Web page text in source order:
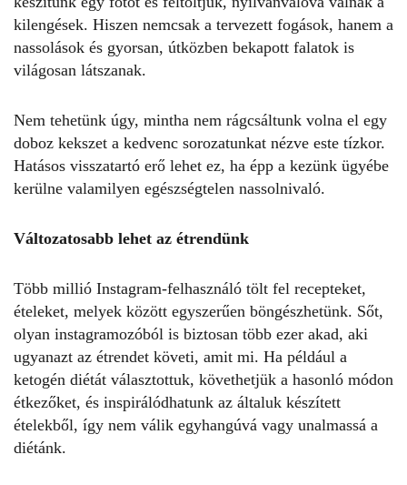
kilengések. Hiszen nemcsak a tervezett fogások, hanem a
nassolások és gyorsan, útközben bekapott falatok is
világosan látszanak.
Nem tehetünk úgy, mintha nem rágcsáltunk volna el egy
doboz kekszet a kedvenc sorozatunkat nézve este tízkor.
Hatásos visszatartó erő lehet ez, ha épp a kezünk ügyébe
kerülne valamilyen egészségtelen nassolnivaló.
Változatosabb lehet az étrendünk
Több millió Instagram-felhasználó tölt fel recepteket,
ételeket, melyek között egyszerűen böngészhetünk. Sőt,
olyan instagramozóból is biztosan több ezer akad, aki
ugyanazt az étrendet követi, amit mi. Ha például a
ketogén diétát választottuk, követhetjük a hasonló módon
étkezőket, és inspirálódhatunk az általuk készített
ételekből, így nem válik egyhangúvá vagy unalmassá a
diétánk.